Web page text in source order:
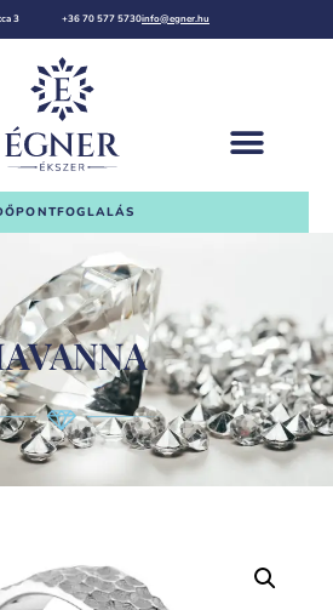
3 +36 70 577 5730info@egner.hu